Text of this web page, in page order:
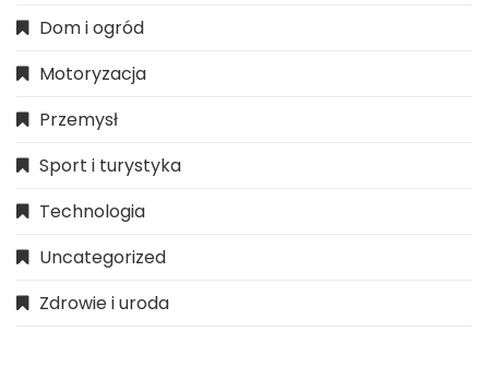
Dom i ogród
Motoryzacja
Przemysł
Sport i turystyka
Technologia
Uncategorized
Zdrowie i uroda